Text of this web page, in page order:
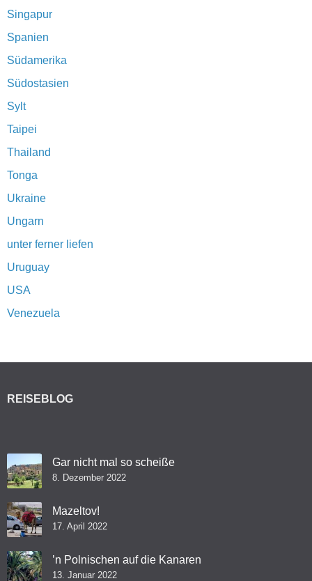
Singapur
Spanien
Südamerika
Südostasien
Sylt
Taipei
Thailand
Tonga
Ukraine
Ungarn
unter ferner liefen
Uruguay
USA
Venezuela
REISEBLOG
Gar nicht mal so scheiße
8. Dezember 2022
Mazeltov!
17. April 2022
’n Polnischen auf die Kanaren
13. Januar 2022